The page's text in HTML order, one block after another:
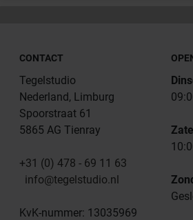
CONTACT
Tegelstudio
Nederland, Limburg
Spoorstraat 61
5865 AG Tienray
+31 (0) 478 - 69 11 63
info@tegelstudio.nl
KvK-nummer: 13035969